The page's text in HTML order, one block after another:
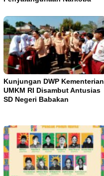
Kunjungan DWP Kementerian
UMKM RI Disambut Antusias
SD Negeri Babakan